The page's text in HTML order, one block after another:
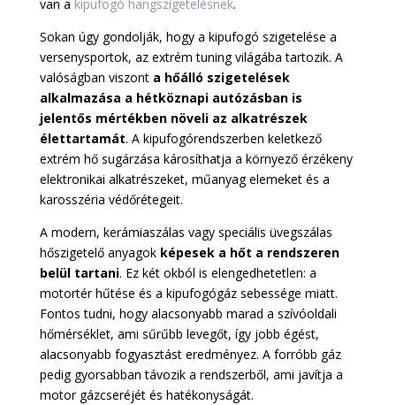
van a kipufogó hangszigetelésnek.
Sokan úgy gondolják, hogy a kipufogó szigetelése a
versenysportok, az extrém tuning világába tartozik. A
valóságban viszont a hőálló szigetelések
alkalmazása a hétköznapi autózásban is
jelentős mértékben növeli az alkatrészek
élettartamát. A kipufogórendszerben keletkező
extrém hő sugárzása károsíthatja a környező érzékeny
elektronikai alkatrészeket, műanyag elemeket és a
karosszéria védőrétegeit.
A modern, kerámiaszálas vagy speciális üvegszálas
hőszigetelő anyagok képesek a hőt a rendszeren
belül tartani. Ez két okból is elengedhetetlen: a
motortér hűtése és a kipufogógáz sebessége miatt.
Fontos tudni, hogy alacsonyabb marad a szívóoldali
hőmérséklet, ami sűrűbb levegőt, így jobb égést,
alacsonyabb fogyasztást eredményez. A forróbb gáz
pedig gyorsabban távozik a rendszerből, ami javítja a
motor gázcseréjét és hatékonyságát.